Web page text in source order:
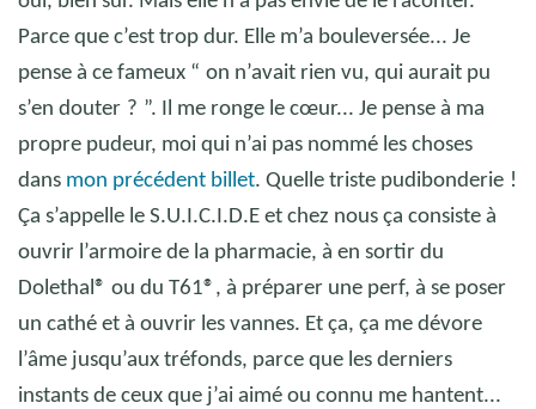
Parce que c’est trop dur. Elle m’a bouleversée... Je
pense à ce fameux “ on n’avait rien vu, qui aurait pu
s’en douter ? ”. Il me ronge le cœur... Je pense à ma
propre pudeur, moi qui n’ai pas nommé les choses
dans mon précédent billet. Quelle triste pudibonderie !
Ça s’appelle le S.U.I.C.I.D.E et chez nous ça consiste à
ouvrir l’armoire de la pharmacie, à en sortir du
Dolethal ® ou du T61®, à préparer une perf, à se poser
un cathé et à ouvrir les vannes. Et ça, ça me dévore
l’âme jusqu’aux tréfonds, parce que les derniers
instants de ceux que j’ai aimé ou connu me hantent...